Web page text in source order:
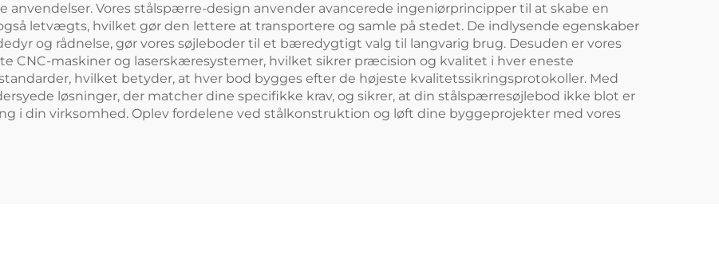
anvendelser. Vores stålspærre-design anvender avancerede ingeniørprincipper til at skabe en
letvægts, hvilket gør den lettere at transportere og samle på stedet. De indlysende egenskaber
og rådnelse, gør vores søjleboder til et bæredygtigt valg til langvarig brug. Desuden er vores
CNC-maskiner og laserskæresystemer, hvilket sikrer præcision og kvalitet i hver eneste
hvilket betyder, at hver bod bygges efter de højeste kvalitetssikringsprotokoller. Med
løsninger, der matcher dine specifikke krav, og sikrer, at din stålspærresøjlebod ikke blot er
i din virksomhed. Oplev fordelene ved stålkonstruktion og løft dine byggeprojekter med vores